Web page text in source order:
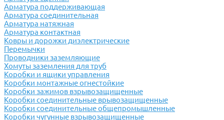
Арматура поддерживающая
Арматура соединительная
Арматура натяжная
Арматура контактная
Ковры и дорожки диэлектрические
Перемычки
Проводники заземляющие
Хомуты заземления для труб
Коробки и ящики управления
Коробки монтажные огнестойкие
Коробки зажимов взрывозащищенные
Коробки соединительные врывозащищенные
Коробки соединительные общепромышленные
Коробки чугунные взрывозащищенные